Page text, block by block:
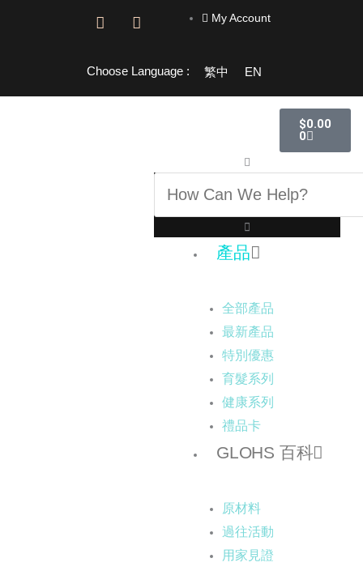
F
e
o
I
t
g
My Account
Choose Language : 繁中 EN
$0.00
0
購
物
籃
產品
全部產品
最新產品
特別優惠
育髮系列
健康系列
禮品卡
GLOHS 百科
原材料
過往活動
用家見證